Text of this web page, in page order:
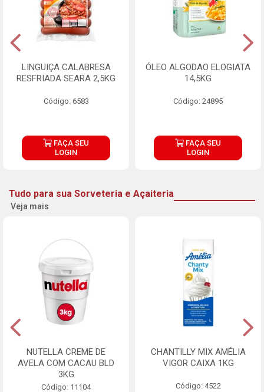
LINGUIÇA CALABRESA
RESFRIADA SEARA 2,5KG
Código: 6583
FAÇA SEU
LOGIN
ÓLEO ALGODAO ELOGIATA
14,5KG
Código: 24895
FAÇA SEU
LOGIN
Tudo para sua Sorveteria e Açaiteria
Veja mais
NUTELLA CREME DE
AVELA COM CACAU BLD
3KG
Código: 11104
CHANTILLY MIX AMÉLIA
VIGOR CAIXA 1KG
Código: 4522